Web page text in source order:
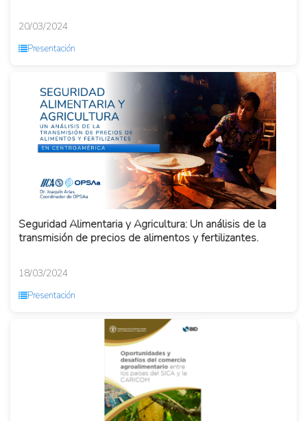
20/03/2024
Presentación
Seguridad Alimentaria y Agricultura: Un análisis de la
transmisión de precios de alimentos y fertilizantes.
18/03/2024
Presentación